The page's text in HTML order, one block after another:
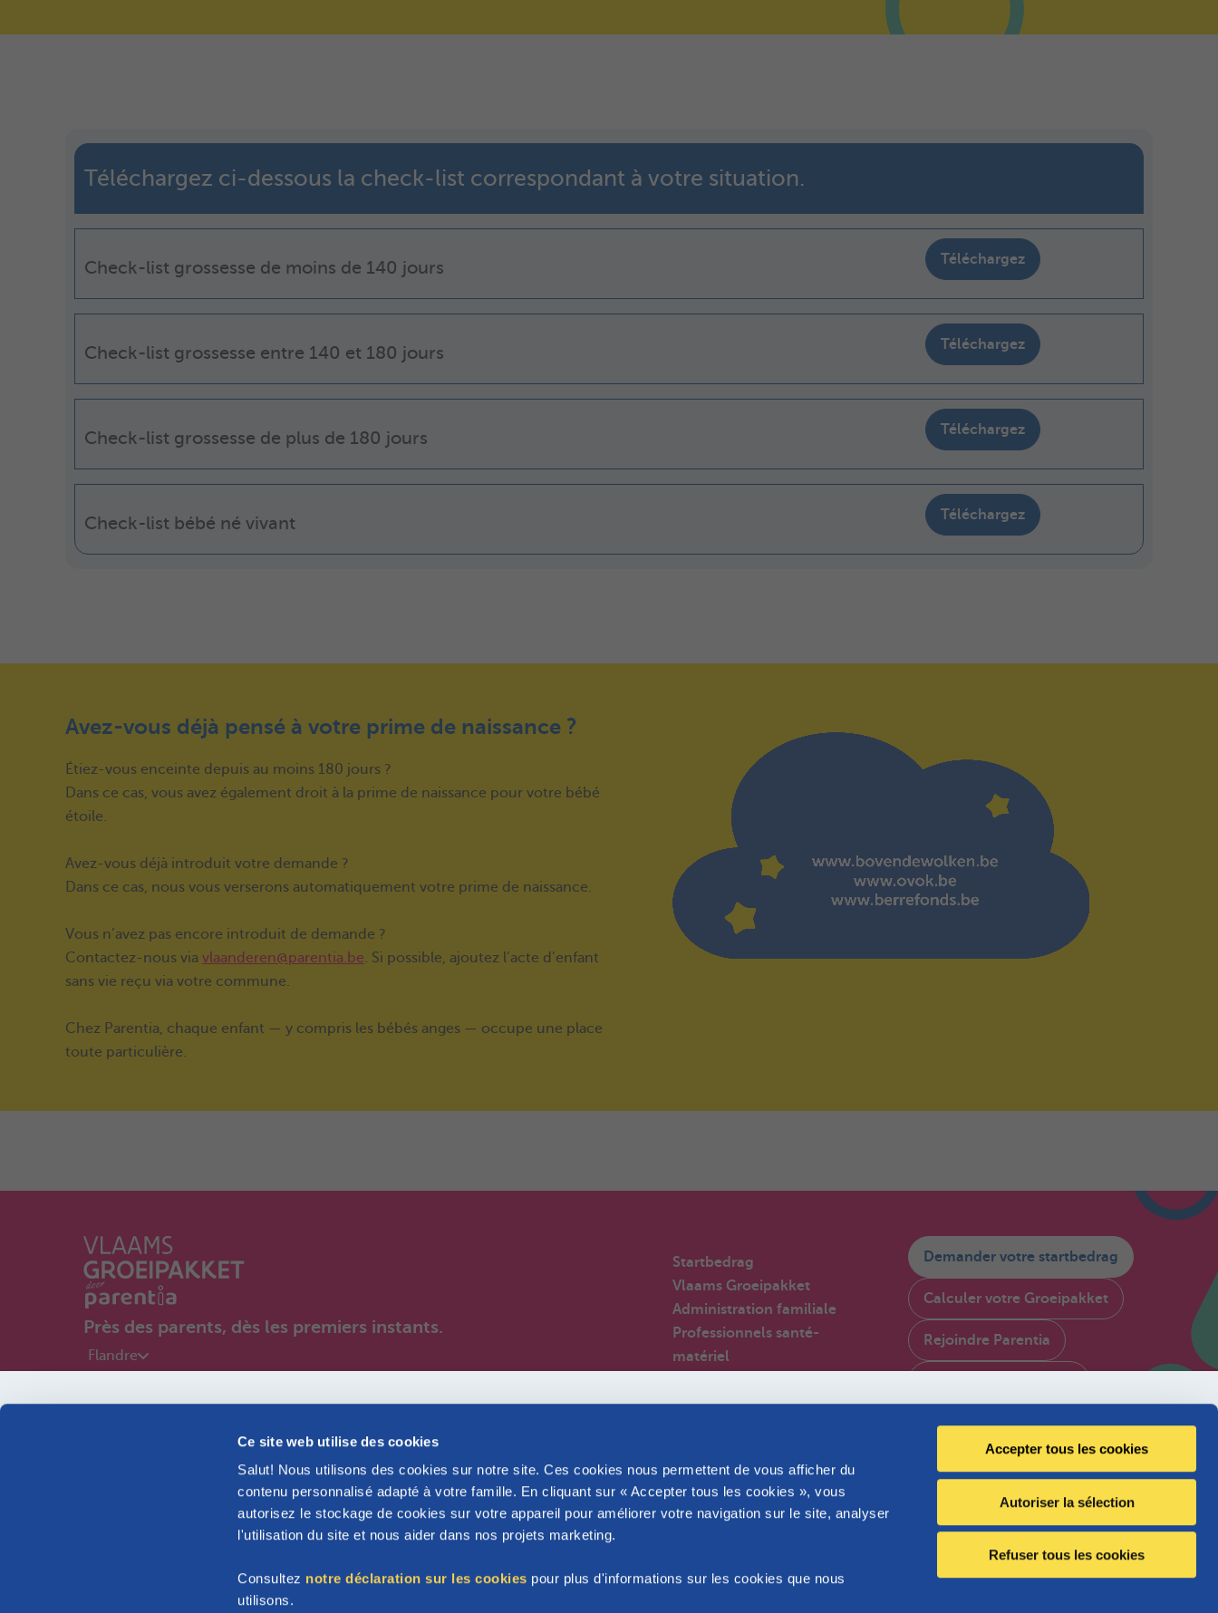
Ce site web utilise des cookies
Salut! Nous utilisons des cookies sur notre site. Ces cookies nous permettent de vous afficher du
contenu personnalisé adapté à votre famille. En cliquant sur « Accepter tous les cookies », vous
autorisez le stockage de cookies sur votre appareil pour améliorer votre navigation sur le site, analyser
l'utilisation du site et nous aider dans nos projets marketing.
Consultez notre déclaration sur les cookies pour plus d'informations sur les cookies que nous
utilisons.
Accepter tous les cookies
Autoriser la sélection
Refuser tous les cookies
FR
Découvrez les informations s’appliquant à votre famille
Bébé en vue Affilié(e) à Parentia
Téléchargez ci-dessous la check-list correspondant à votre situation.
Check-list grossesse de moins de 140 jours Téléchargez
Check-list grossesse entre 140 et 180 jours Téléchargez
Check-list grossesse de plus de 180 jours Téléchargez
Check-list bébé né vivant Téléchargez
Avez-vous déjà pensé à votre prime de naissance ?
Étiez-vous enceinte depuis au moins 180 jours ?
Dans ce cas, vous avez également droit à la prime de naissance pour votre bébé
étoile.
Avez-vous déjà introduit votre demande ?
Dans ce cas, nous vous verserons automatiquement votre prime de naissance.
Vous n’avez pas encore introduit de demande ?
Contactez-nous via vlaanderen@parentia.be. Si possible, ajoutez l’acte d’enfant
sans vie reçu via votre commune.
Chez Parentia, chaque enfant — y compris les bébés anges — occupe une place
toute particulière.
Près des parents, dès les premiers instants.
Flandre
Startbedrag
Vlaams Groeipakket
Administration familiale
Professionnels santé-
matériel
Par-anges
Huizen van het kind
Foire aux questions
Partenaires
Demander votre startbedrag
Calculer votre Groeipakket
Rejoindre Parentia
Contactez-nous
Politque de qualité
Jobs